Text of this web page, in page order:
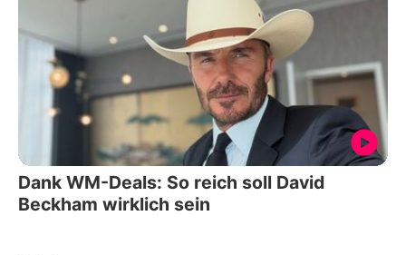
Dank WM-Deals: So reich soll David
Beckham wirklich sein